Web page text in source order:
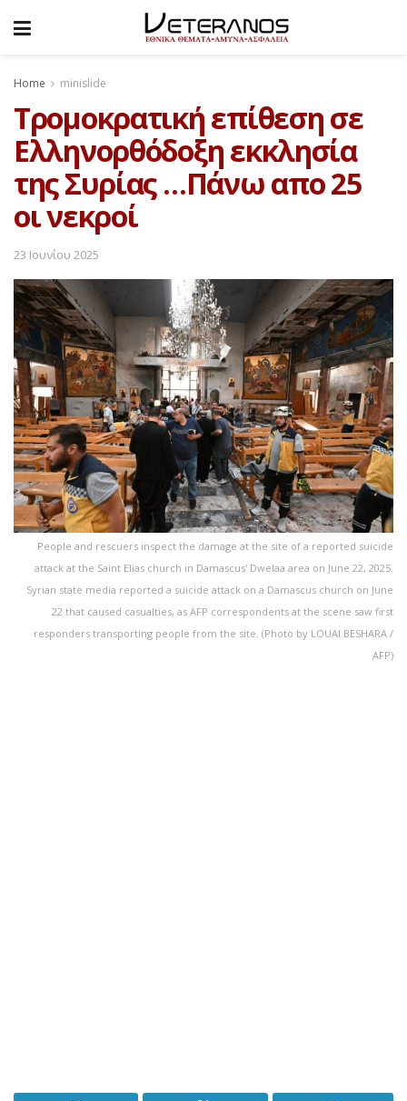
Home minislide
Τρομοκρατική επίθεση σε
Ελληνορθόδοξη εκκλησία
της Συρίας …Πάνω απο 25
οι νεκροί
23 Ιουνίου 2025
People and rescuers inspect the damage at the site of a reported suicide
attack at the Saint Elias church in Damascus' Dwelaa area on June 22, 2025.
Syrian state media reported a suicide attack on a Damascus church on June
22 that caused casualties, as AFP correspondents at the scene saw first
responders transporting people from the site. (Photo by LOUAI BESHARA /
AFP)